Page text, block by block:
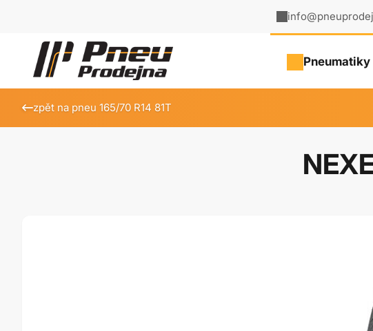
Pneumatiky
zpět na pneu 165/70 R14 81T